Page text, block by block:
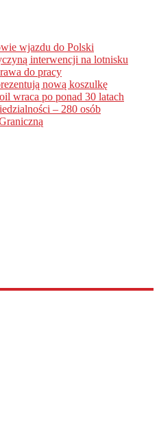
wjazdu do Polski
interwencji na lotnisku
do pracy
nową koszulkę
wraca po ponad 30 latach
– 280 osób